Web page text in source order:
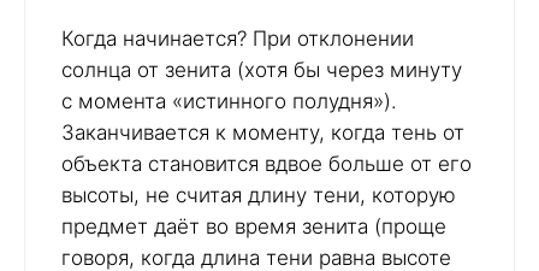
Когда начинается? При отклонении
солнца от зенита (хотя бы через минуту
с момента «истинного полудня»).
Заканчивается к моменту, когда тень от
объекта становится вдвое больше от его
высоты, не считая длину тени, которую
предмет даёт во время зенита (проще
говоря, когда длина тени равна высоте